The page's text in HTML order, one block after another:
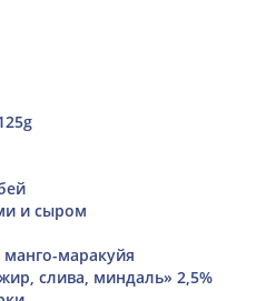
и сыром
маракуйя
слива, миндаль» 2,5%